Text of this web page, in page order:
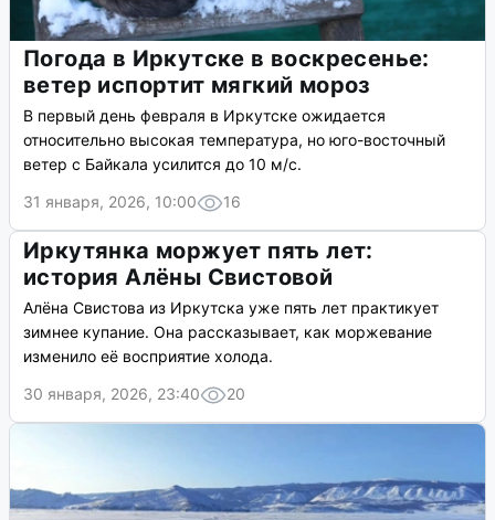
Погода в Иркутске в воскресенье:
ветер испортит мягкий мороз
В первый день февраля в Иркутске ожидается
относительно высокая температура, но юго-восточный
ветер с Байкала усилится до 10 м/с.
31 января, 2026, 10:00
16
Иркутянка моржует пять лет:
история Алёны Свистовой
Алёна Свистова из Иркутска уже пять лет практикует
зимнее купание. Она рассказывает, как моржевание
изменило её восприятие холода.
30 января, 2026, 23:40
20